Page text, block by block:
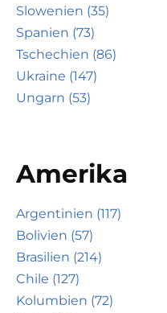
Slowenien (35)
Spanien (73)
Tschechien (86)
Ukraine (147)
Ungarn (53)
Amerika
Argentinien (117)
Bolivien (57)
Brasilien (214)
Chile (127)
Kolumbien (72)